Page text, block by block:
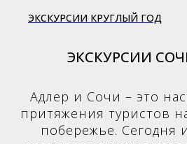
ЭКСКУРСИИ КРУГЛЫЙ ГОД
ЭКСКУРСИИ
Адлер и Сочи – это
притяжения туристов
побережье. Сегодня